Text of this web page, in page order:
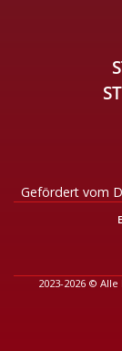
Gefördert vom
2023-2026 ©